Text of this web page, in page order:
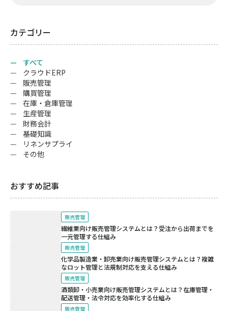
カテゴリー
すべて
クラウドERP
販売管理
購買管理
在庫・倉庫管理
生産管理
財務会計
基礎知識
リネンサプライ
その他
おすすめ記事
販売管理
繊維業向け販売管理システムとは？受注から出荷までを
一元管理する仕組み
販売管理
化学品製造業・卸売業向け販売管理システムとは？複雑
なロット管理と法規制対応を支える仕組み
販売管理
酒類卸・小売業向け販売管理システムとは？在庫管理・
配送管理・法令対応を効率化する仕組み
販売管理